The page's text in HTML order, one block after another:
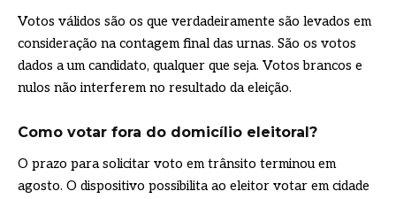
Votos válidos são os que verdadeiramente são levados em
consideração na contagem final das urnas. São os votos
dados a um candidato, qualquer que seja. Votos brancos e
nulos não interferem no resultado da eleição.
Como votar fora do domicílio eleitoral?
O prazo para solicitar voto em trânsito terminou em
agosto. O dispositivo possibilita ao eleitor votar em cidade